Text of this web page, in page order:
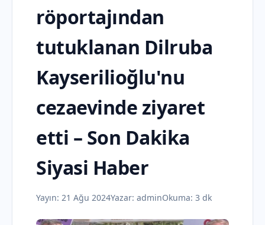
röportajından
tutuklanan Dilruba
Kayserilioğlu'nu
cezaevinde ziyaret
etti – Son Dakika
Siyasi Haber
Yayın: 21 Ağu 2024Yazar: adminOkuma: 3 dk